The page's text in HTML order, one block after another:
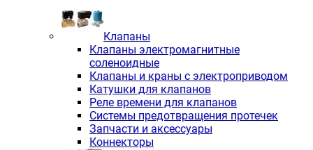
Клапаны
Клапаны электромагнитные
соленоидные
Клапаны и краны с электроприводом
Катушки для клапанов
Реле времени для клапанов
Системы предотвращения протечек
Запчасти и аксессуары
Коннекторы